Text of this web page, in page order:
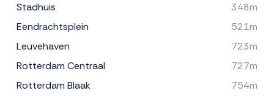
Stadhuis
348m
Eendrachtsplein
521m
Leuvehaven
723m
Rotterdam Centraal
727m
Rotterdam Blaak
754m